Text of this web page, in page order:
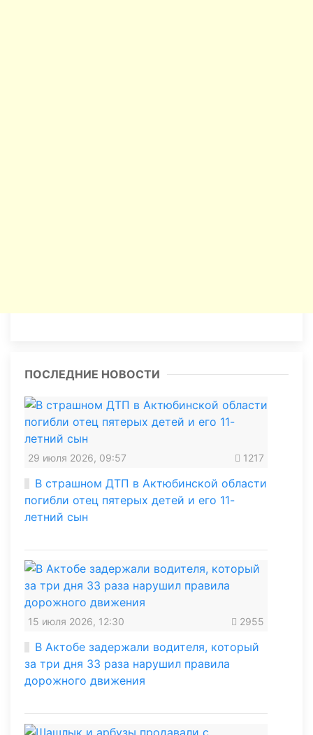
ПОСЛЕДНИЕ НОВОСТИ
29 июля 2026, 09:57 1217
В страшном ДТП в Актюбинской области
погибли отец пятерых детей и его 11-
летний сын
15 июля 2026, 12:30 2955
В Актобе задержали водителя, который
за три дня 33 раза нарушил правила
дорожного движения